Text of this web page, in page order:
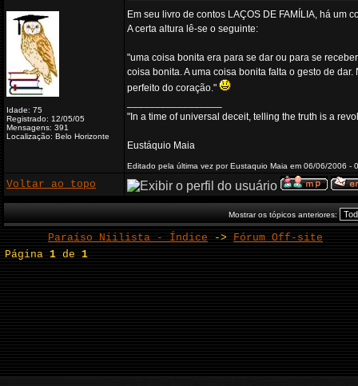
Idade: 75
Registrado: 12/05/05
Mensagens: 391
Localização: Belo Horizonte
Em seu livro de contos LAÇOS DE FAMÍLIA, há um
A certa altura lê-se o seguinte:
"uma coisa bonita era para se dar ou para se
coisa bonita. A uma coisa bonita falta o gesto de
perfeito do coração."
"In a time of universal deceit, telling the truth is a
Eustáquio Maia
Editado pela última vez por Eustaquio Maia em 06/06/2006 -
Voltar ao topo
Mostrar os tópicos anteriores:
Paraíso Niilista - Índice -> Fórum Off-site
Página1 de1